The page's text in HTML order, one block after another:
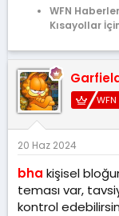
WFN
Kısayollar
20 Haz 2024
bha kişisel
teması var,
kontrol